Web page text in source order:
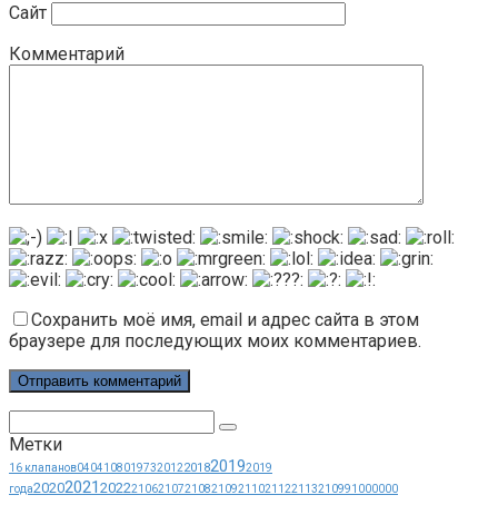
Сайт
Комментарий
Сохранить моё имя, email и адрес сайта в этом
браузере для последующих моих комментариев.
Метки
16 клапанов0404108019732012201820192019
года20202021 20222106210721082109211021122113210991000000